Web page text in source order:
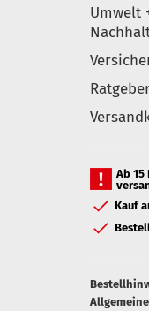
Umwelt
Ab 15
Kauf
Allgemeine